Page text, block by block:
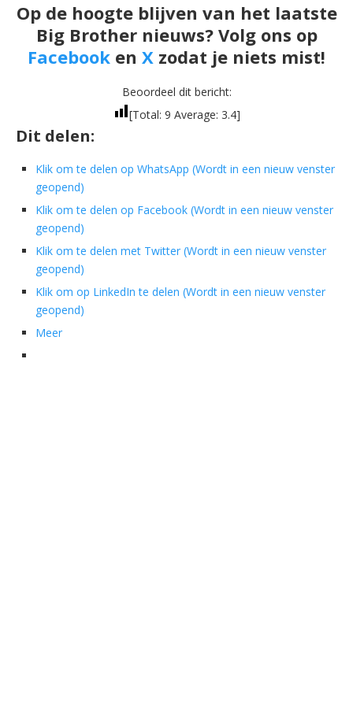
Op de hoogte blijven van het laatste
Big Brother nieuws? Volg ons op
Facebook en X zodat je niets mist!
Beoordeel dit bericht:
[Total: 9 Average: 3.4]
Dit delen:
Klik om te delen op WhatsApp (Wordt in een nieuw venster
geopend)
Klik om te delen op Facebook (Wordt in een nieuw venster
geopend)
Klik om te delen met Twitter (Wordt in een nieuw venster
geopend)
Klik om op LinkedIn te delen (Wordt in een nieuw venster
geopend)
Meer